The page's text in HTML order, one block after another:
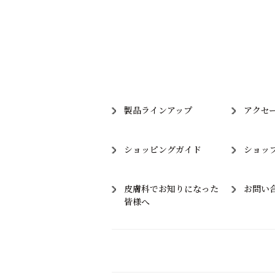
製品ラインアップ アクセ
ショッピングガイド ショッ
皮膚科でお知りになった
皆様へ
お問い